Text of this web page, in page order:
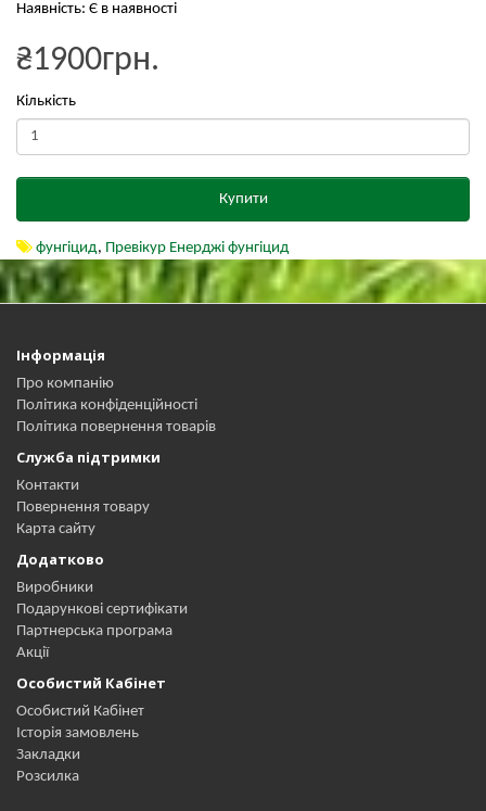
Наявність: Є в наявності
₴1900грн.
Кількість
Купити
фунгіцид, Превікур Енерджі фунгіцид
Інформація
Про компанію
Політика конфіденційності
Політика повернення товарів
Служба підтримки
Контакти
Повернення товару
Карта сайту
Додатково
Виробники
Подарункові сертифікати
Партнерська програма
Акції
Особистий Кабінет
Особистий Кабінет
Історія замовлень
Закладки
Розсилка